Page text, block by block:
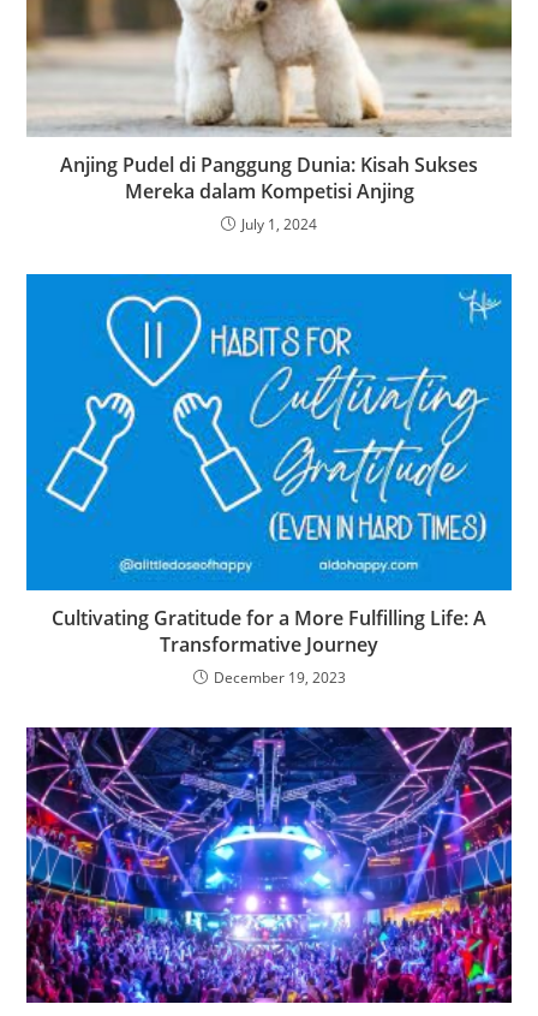
Anjing Pudel di Panggung Dunia: Kisah Sukses
Mereka dalam Kompetisi Anjing
July 1, 2024
Cultivating Gratitude for a More Fulfilling Life: A
Transformative Journey
December 19, 2023